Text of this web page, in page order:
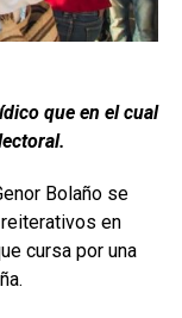
que en el cual
Bolaño se
en
cursa por una